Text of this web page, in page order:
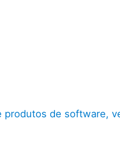
produtos de software,